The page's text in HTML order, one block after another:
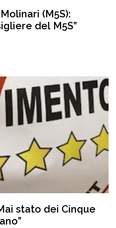
(M5S):
del M5S”
stato dei Cinque